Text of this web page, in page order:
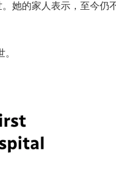
她的家人表示，至今仍